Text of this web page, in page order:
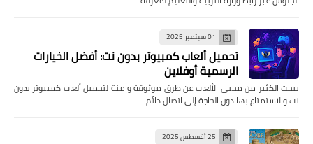
01 سبتمبر 2025
تحميل ألعاب كمبيوتر بدون نت: أفضل الخيارات
الرسمية أوفلاين
يبحث الكثير من محبي الألعاب عن طرق موثوقة وآمنة لتحميل ألعاب كمبيوتر بدون
نت والاستمتاع بها دون الحاجة إلى اتصال دائم …
25 أغسطس 2025